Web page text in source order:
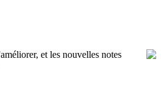
et les nouvelles notes